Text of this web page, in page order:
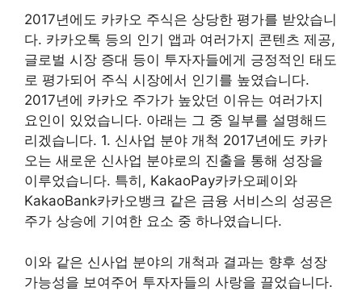
2017년에도 카카오 주식은 상당한 평가를 받았습니
다. 카카오톡 등의 인기 앱과 여러가지 콘텐츠 제공,
글로벌 시장 증대 등이 투자자들에게 긍정적인 태도
로 평가되어 주식 시장에서 인기를 높였습니다.
2017년에 카카오 주가가 높았던 이유는 여러가지
요인이 있었습니다. 아래는 그 중 일부를 설명해드
리겠습니다. 1. 신사업 분야 개척 2017년에도 카카
오는 새로운 신사업 분야로의 진출을 통해 성장을
이루었습니다. 특히, KakaoPay카카오페이와
KakaoBank카카오뱅크 같은 금융 서비스의 성공은
주가 상승에 기여한 요소 중 하나였습니다.
이와 같은 신사업 분야의 개척과 결과는 향후 성장
가능성을 보여주어 투자자들의 사랑을 끌었습니다.